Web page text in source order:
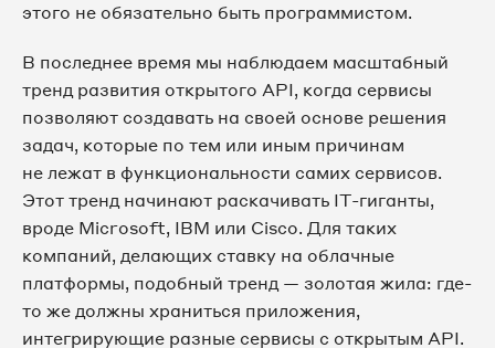
этого не обязательно быть программистом.
В последнее время мы наблюдаем масштабный
тренд развития открытого API, когда сервисы
позволяют создавать на своей основе решения
задач, которые по тем или иным причинам
не лежат в функциональности самих сервисов.
Этот тренд начинают раскачивать IT-гиганты,
вроде Microsoft, IBM или Cisco. Для таких
компаний, делающих ставку на облачные
платформы, подобный тренд — золотая жила: где-
то же должны храниться приложения,
интегрирующие разные сервисы с открытым API.